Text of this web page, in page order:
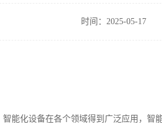
时间：2025-05-17
能化设备在各个领域得到广泛应用，